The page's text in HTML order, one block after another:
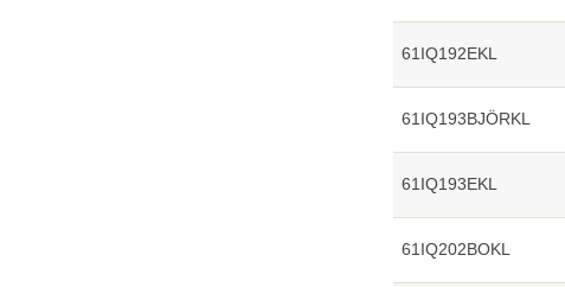
61IQ192EKL
61IQ193BJÖRKL
61IQ193EKL
61IQ202BOKL